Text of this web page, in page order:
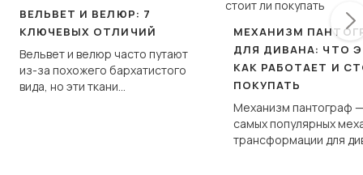
ВЕЛЬВЕТ И ВЕЛЮР: 7
КЛЮЧЕВЫХ ОТЛИЧИЙ
Вельвет и велюр часто путают
из-за похожего бархатистого
вида, но эти ткани
МЕХАНИЗМ
ДЛЯ ДИВАНА: ЧТО
КАК РАБОТАЕТ И
ПОКУПАТЬ
Механизм пантограф
самых популярных
трансформации для